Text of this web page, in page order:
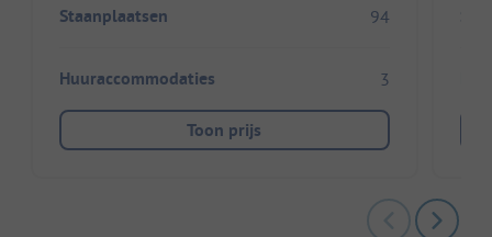
Staanplaatsen 94
Huuraccommodaties 3
Toon prijs